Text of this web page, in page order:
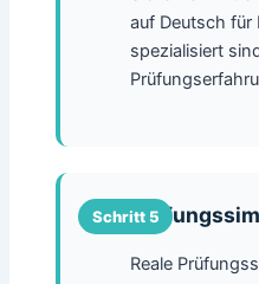
auf Deutsch für
spezialisiert
Reale